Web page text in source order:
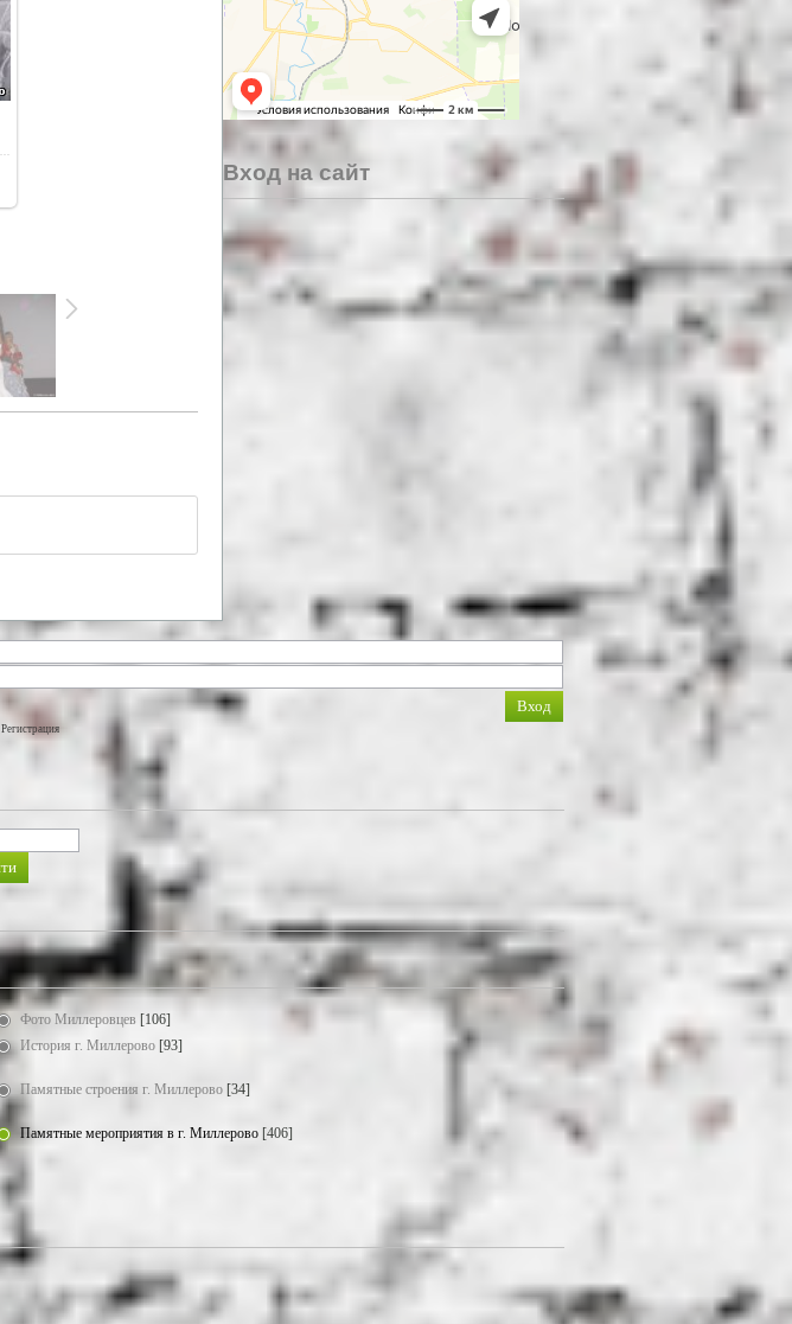
Вход на сайт
Регистрация
Фото Миллеровцев [106]
История г. Миллерово [93]
Памятные строения г. Миллерово [34]
Памятные мероприятия в г. Миллерово [406]